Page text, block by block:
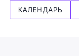
КАЛЕНДАРЬ